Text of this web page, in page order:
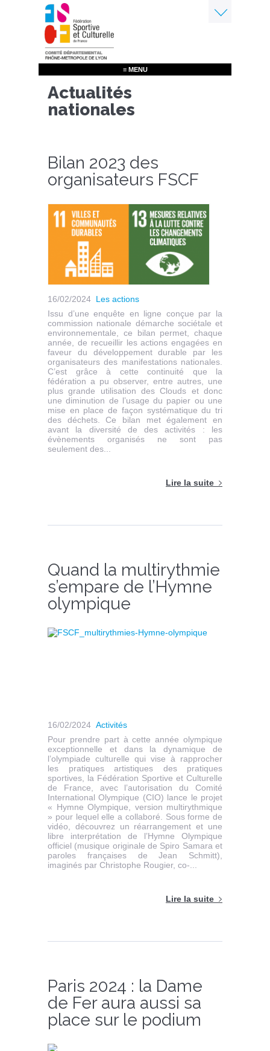
Aller
au
contenu
principal
≡ MENU
Actualités
nationales
Bilan 2023 des
organisateurs FSCF
16/02/2024 Les actions
Issu d’une enquête en ligne conçue par la
commission nationale démarche sociétale et
environnementale, ce bilan permet, chaque
année, de recueillir les actions engagées en
faveur du développement durable par les
organisateurs des manifestations nationales.
C’est grâce à cette continuité que la
fédération a pu observer, entre autres, une
plus grande utilisation des Clouds et donc
une diminution de l’usage du papier ou une
mise en place de façon systématique du tri
des déchets. Ce bilan met également en
avant la diversité de des activités : les
évènements organisés ne sont pas
seulement des...
Lire la suite
Quand la multirythmie
s’empare de l’Hymne
olympique
16/02/2024 Activités
Pour prendre part à cette année olympique
exceptionnelle et dans la dynamique de
l’olympiade culturelle qui vise à rapprocher
les pratiques artistiques des pratiques
sportives, la Fédération Sportive et Culturelle
de France, avec l’autorisation du Comité
International Olympique (CIO) lance le projet
« Hymne Olympique, version multirythmique
» pour lequel elle a collaboré. Sous forme de
vidéo, découvrez un réarrangement et une
libre interprétation de l’Hymne Olympique
officiel (musique originale de Spiro Samara et
paroles françaises de Jean Schmitt),
imaginés par Christophe Rougier, co-...
Lire la suite
Paris 2024 : la Dame
de Fer aura aussi sa
place sur le podium